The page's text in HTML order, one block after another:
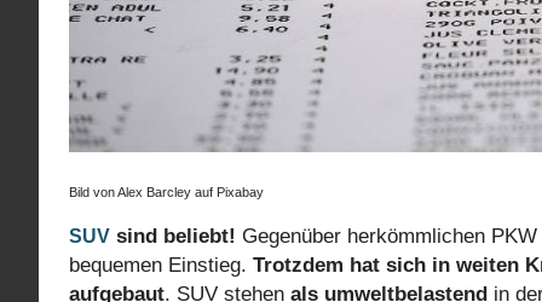
Bild von Alex Barcley auf Pixabay
SUV sind beliebt! Gegenüber herkömmlichen
bequemen Einstieg. Trotzdem hat sich in weiten
aufgebaut. SUV stehen als umweltbelastend in